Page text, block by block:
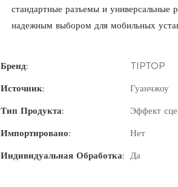
стандартные разъемы и
надежным выбором для мобильных
Бренд:
TIPTOP
Источник:
Гуанчжоу
Тип Продукта:
Эффект
Импортировано:
Нет
Индивидуальная Обработка: Да